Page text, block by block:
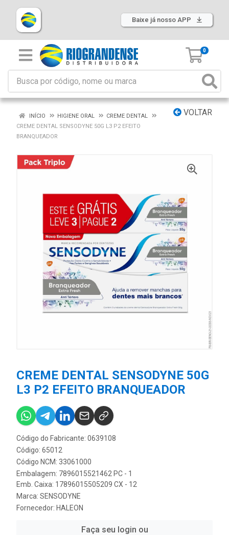
Baixe já nosso APP
0
VOLTAR
INÍCIO HIGIENE ORAL
CREME DENTAL
CREME DENTAL SENSODYNE 50G L3 P2 EFEITO
BRANQUEADOR
CREME DENTAL SENSODYNE 50G
L3 P2 EFEITO BRANQUEADOR
Código do Fabricante: 0639108
Código: 65012
Código NCM: 33061000
Embalagem: 7896015521462 PC - 1
Emb. Caixa: 17896015505209 CX - 12
Marca: SENSODYNE
Fornecedor: HALEON
Faça seu login ou